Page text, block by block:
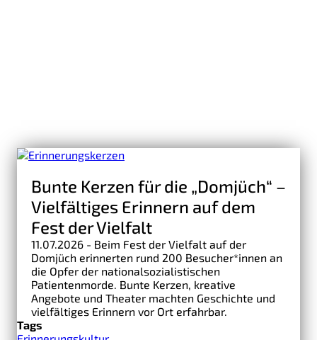
Bunte Kerzen für die „Domjüch“ –
Vielfältiges Erinnern auf dem
Fest der Vielfalt
11.07.2026 - Beim Fest der Vielfalt auf der
Domjüch erinnerten rund 200 Besucher*innen an
die Opfer der nationalsozialistischen
Patientenmorde. Bunte Kerzen, kreative
Angebote und Theater machten Geschichte und
vielfältiges Erinnern vor Ort erfahrbar.
Tags